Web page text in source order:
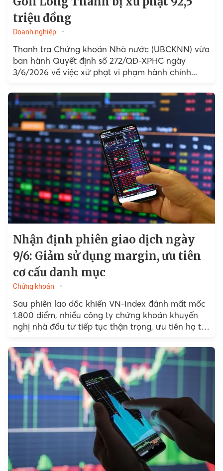
triệu đồng
Doanh nghiệp
Thanh tra Chứng khoán Nhà nước (UBCKNN) vừa
ban hành Quyết định số 272/QĐ-XPHC ngày
3/6/2026 về việc xử phạt vi phạm hành chính...
Nhận định phiên giao dịch ngày
9/6: Giảm sử dụng margin, ưu tiên
cơ cấu danh mục
Chứng khoán
Sau phiên lao dốc khiến VN-Index đánh mất mốc
1.800 điểm, nhiều công ty chứng khoán khuyến
nghị nhà đầu tư tiếp tục thận trọng, ưu tiên hạ tỷ
phá vỡ vùng hỗ trợ quan trọng để hạn chế rủi ro
trong ngắn hạn.